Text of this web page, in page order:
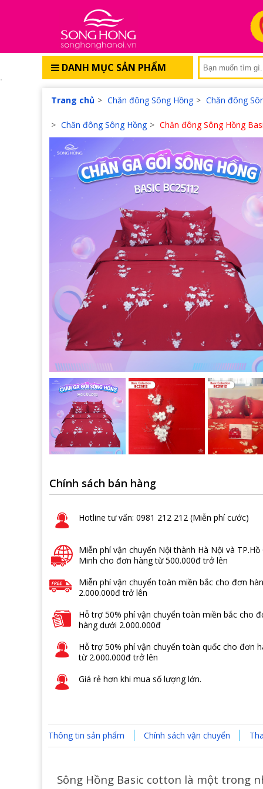
DANH MỤC SẢN PHẨM
Trang chủ > Chăn đông Sông Hồng > Chăn đông
> Chăn đông Sông Hồng > Chăn đông Sông Hồng
Chính sách bán hàng
Hotline tư vấn: 0981 212 212 (Miễn phí cước)
Miễn phí vận chuyển Nội thành Hà Nội và TP.Hồ
Minh cho đơn hàng từ 500.000đ trở lên
Miễn phí vận chuyển toàn miền bắc cho đơn
2.000.000đ trở lên
Hỗ trợ 50% phí vận chuyển toàn miền bắc cho
hàng dưới 2.000.000đ
Hỗ trợ 50% phí vận chuyển toàn quốc cho đơn
từ 2.000.000đ trở lên
Giá rẻ hơn khi mua số lượng lớn.
Thông tin sản phẩm Chính sách vận chuyển
Sông Hồng Basic cotton là một trong